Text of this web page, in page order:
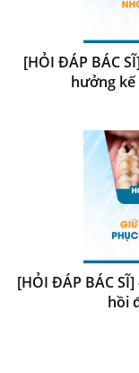
[HỎI ĐÁP BÁC
hưởng
[HỎI ĐÁP BÁC
hồi